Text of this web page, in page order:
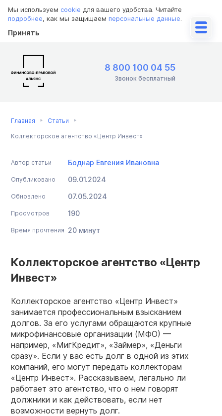
Мы используем cookie для вашего удобства. Читайте
подробнее, как мы защищаем персональные данные.
Принять
8 800 100 04 55
Звонок бесплатный
Главная Статьи
Коллекторское агентство «Центр Инвест»
Автор статьи Боднар Евгения Ивановна
Опубликовано 09.01.2024
Обновлено 07.05.2024
Просмотров 190
Время прочтения 20 минут
Коллекторское агентство «Центр
Инвест»
Коллекторское агентство «Центр Инвест»
занимается профессиональным взысканием
долгов. За его услугами обращаются крупные
микрофинансовые организации (МФО) —
например, «МигКредит», «Займер», «Деньги
сразу». Если у вас есть долг в одной из этих
компаний, его могут передать коллекторам
«Центр Инвест». Рассказываем, легально ли
работает это агентство, что о нем говорят
должники и как действовать, если нет
возможности вернуть долг.